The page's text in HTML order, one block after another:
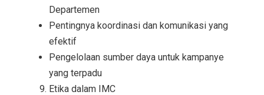
Departemen
Pentingnya koordinasi dan komunikasi yang
efektif
Pengelolaan sumber daya untuk kampanye
yang terpadu
Etika dalam IMC